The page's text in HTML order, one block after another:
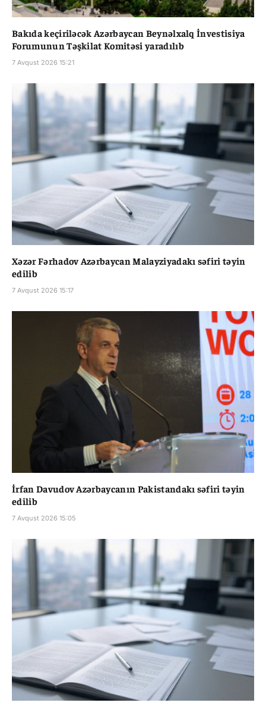
Bakıda keçiriləcək Azərbaycan Beynəlxalq İnvestisiya
Forumunun Təşkilat Komitəsi yaradılıb
7 Avqust 2026 15:21
Xəzər Fərhadov Azərbaycan Malayziyadakı səfiri təyin
edilib
7 Avqust 2026 15:17
İrfan Davudov Azərbaycanın Pakistandakı səfiri təyin
edilib
7 Avqust 2026 15:05